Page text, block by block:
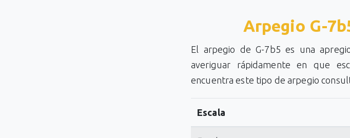
Arpegio G-
El arpegio de G-7b5 es una
averiguar rápidamente en que
encuentra este tipo de arpegio
Escala